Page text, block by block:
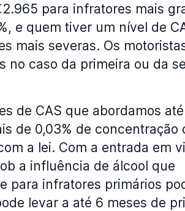
para infratores mais
e quem tiver um nível de
mais severas. Os
no caso da primeira ou da
de CAS que abordamos
de 0,03% de concentração
a lei. Com a entrada em
a influência de álcool que
para infratores primários
levar a até 6 meses de